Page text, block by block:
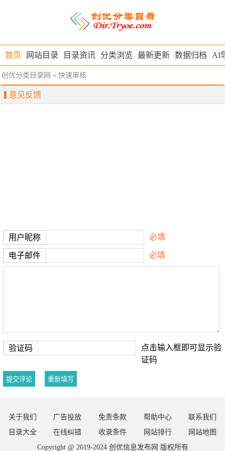
首页 网站目录 目录资讯 分类浏览 最新更新 数据归档 AI
创优分类目录网 » 快速审核
意见反馈
用户昵称 必填
电子邮件 必填
验证码
点击输入框即可显示验
证码
关于我们 广告投放 免责条款 帮助中心
联系我们
目录大全
在线纠错 收录条件 网站排行
网站地图
Copyright @ 2019-2024 创优信息发布网 版权所有